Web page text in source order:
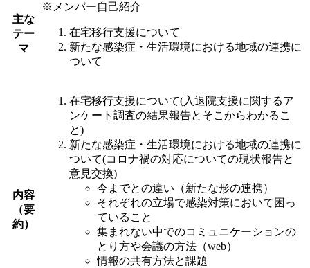
主な
テー
マ
※メンバー自己紹介
在宅移行支援について
新たな感染症・生活環境における地域の連携に
ついて
内容
（要
約）
在宅移行支援について(入退院支援に関するア
ンケート調査の結果報告とそこからわかるこ
と)
新たな感染症・生活環境における地域の連携に
ついて(コロナ禍の対応についての現状報告と
意見交換)
今までとの違い（新たな形の連携）
それぞれの立場で感染対策において困っ
ていること
集まれない中でのコミュニケーションの
とり方や会議の方法（web）
情報の共有方法と課題